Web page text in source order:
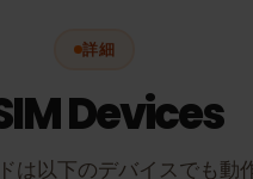
詳細
Devices
は以下のデバイスでも動